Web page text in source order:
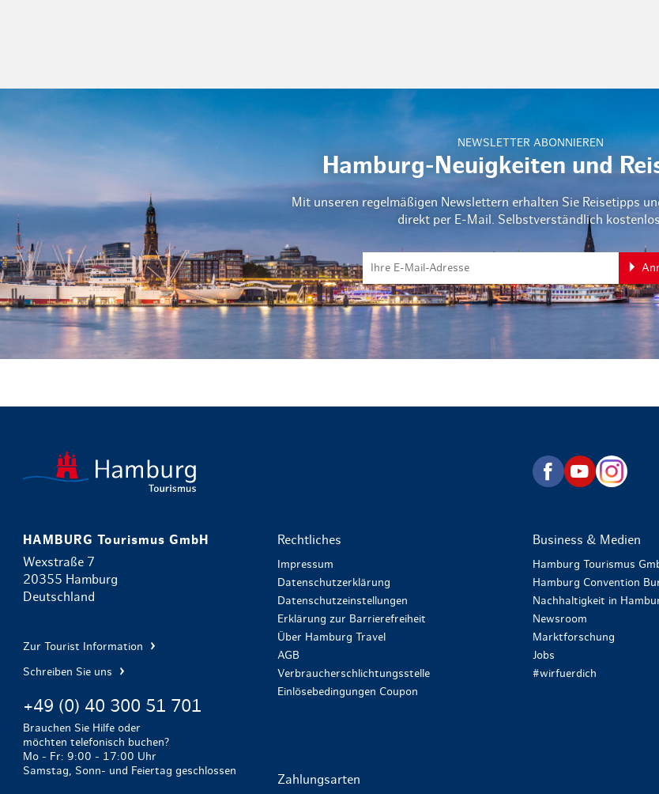
NEWSLETTER ABONNIEREN
Hamburg-Neuigkeiten und
Mit unseren regelmäßigen Newslettern erhalten Sie Reisetipps
direkt per E-Mail. Selbstverständlich kostenlos.
zurück zur Startseite
HAMBURG Tourismus GmbH
Wexstraße 7
20355 Hamburg
Deutschland
Zur Tourist Information
Schreiben Sie uns
+49 (0) 40 300 51 701
Brauchen Sie Hilfe oder
möchten telefonisch buchen?
Mo - Fr: 9:00 - 17:00 Uhr
Samstag, Sonn- und Feiertag geschlossen
Rechtliches
Impressum
Datenschutzerklärung
Datenschutzeinstellungen
Erklärung zur Barrierefreiheit
Über Hamburg Travel
AGB
Verbraucherschlichtungsstelle
Einlösebedingungen Coupon
Business & Medien
Hamburg Tourismus
Hamburg Convention
Nachhaltigkeit in
Newsroom
Marktforschung
Jobs
#wirfuerdich
Zahlungsarten